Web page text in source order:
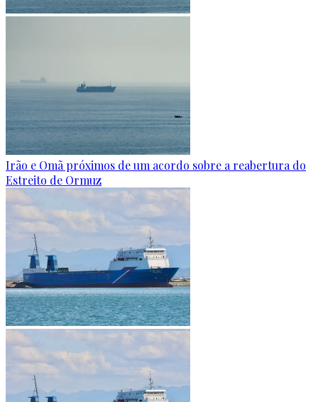
Irão e Omã próximos de um acordo sobre a reabertura do
Estreito de Ormuz